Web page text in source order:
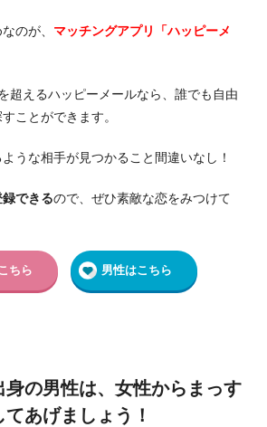
のが、 マッチングアプリ「ハッピーメ
超えるハッピーメールなら、誰でも自由
ことができます。
うな相手が見つかること間違いなし！
できるので、ぜひ素敵な恋をみつけて
ちら 男性はこちら
身の男性は、女性からまっす
あげましょう！